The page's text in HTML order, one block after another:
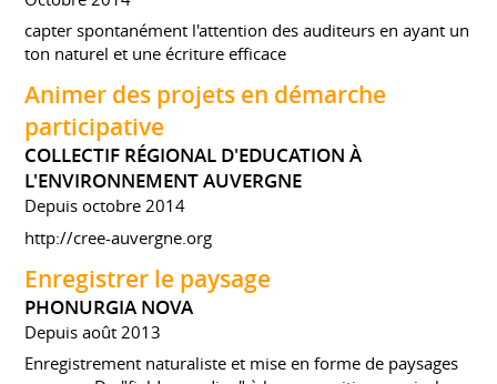
capter spontanément l'attention des auditeurs en ayant un
ton naturel et une écriture efficace
Animer des projets en démarche
participative
COLLECTIF RÉGIONAL D'EDUCATION À
L'ENVIRONNEMENT AUVERGNE
Depuis octobre 2014
http://cree-auvergne.org
Enregistrer le paysage
PHONURGIA NOVA
Depuis août 2013
Enregistrement naturaliste et mise en forme de paysages